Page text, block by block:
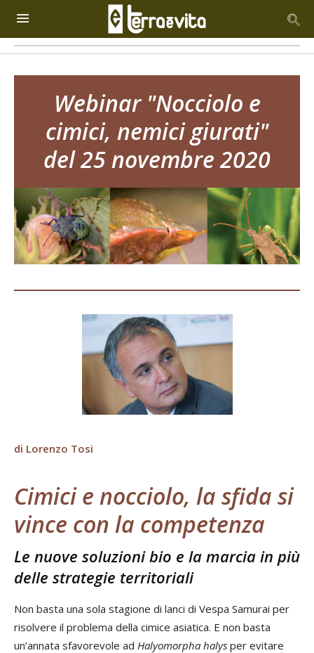
Webinar "Nocciolo e
cimici, nemici giurati"
del 25 novembre 2020
di Lorenzo Tosi
Cimici e nocciolo, la sfida si
vince con la competenza
Le nuove soluzioni bio e la marcia in più
delle strategie territoriali
Non basta una sola stagione di lanci di Vespa Samurai per
risolvere il problema della cimice asiatica. E non basta
un’annata sfavorevole ad Halyomorpha halys per evitare